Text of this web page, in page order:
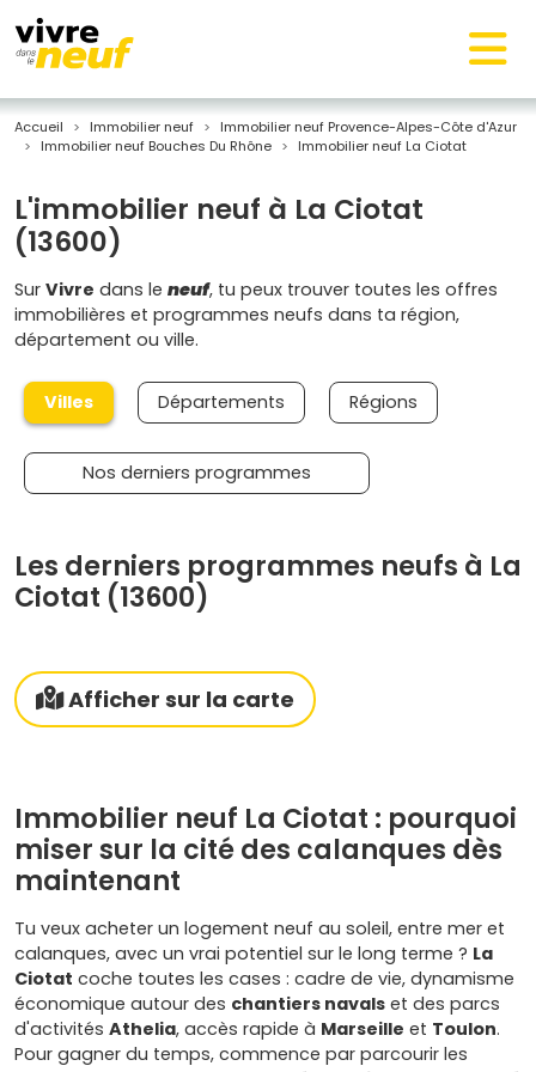
Accueil Immobilier neuf
Immobilier neuf Provence-Alpes-Côte d'Azur
Immobilier neuf Bouches Du Rhône
Immobilier neuf La Ciotat
L'immobilier neuf à La Ciotat
(13600)
Sur Vivre dans le neuf, tu peux trouver toutes les offres
immobilières et programmes neufs dans ta région,
département ou ville.
Villes Départements Régions
Nos derniers programmes
Les derniers programmes neufs à La
Ciotat (13600)
Afficher sur la carte
Immobilier neuf La Ciotat : pourquoi
miser sur la cité des calanques dès
maintenant
Tu veux acheter un logement neuf au soleil, entre mer et
calanques, avec un vrai potentiel sur le long terme ? La
Ciotat coche toutes les cases : cadre de vie, dynamisme
économique autour des chantiers navals et des parcs
d'activités Athelia, accès rapide à Marseille et Toulon.
Pour gagner du temps, commence par parcourir les